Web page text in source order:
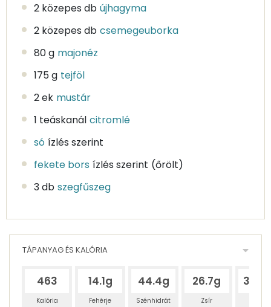
2 közepes db újhagyma
2 közepes db csemegeuborka
80 g majonéz
175 g tejföl
2 ek mustár
1 teáskanál citromlé
só ízlés szerint
fekete bors ízlés szerint (őrölt)
3 db szegfűszeg
TÁPANYAG ÉS KALÓRIA
463
Kalória
14.1g
Fehérje
44.4g
Szénhidrát
26.7g
Zsír